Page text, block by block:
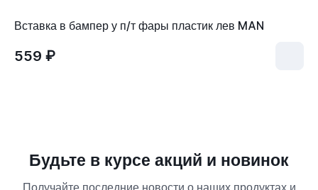
Вставка в бампер у п/т фары пластик лев MAN
559 ₽
Будьте в курсе акций и новинок